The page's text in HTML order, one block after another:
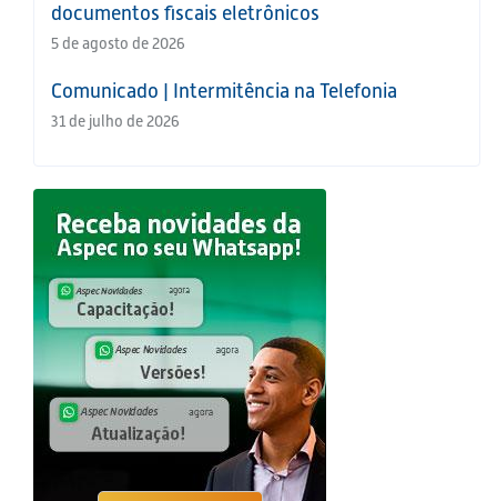
documentos fiscais eletrônicos
5 de agosto de 2026
Comunicado | Intermitência na Telefonia
31 de julho de 2026